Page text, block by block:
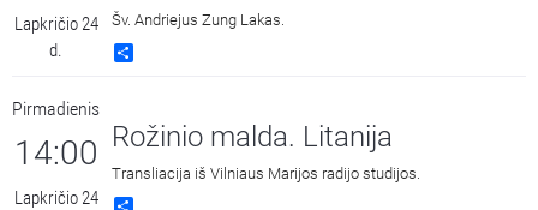
Lapkričio 24
d.
Šv. Andriejus Zung Lakas.
Pirmadienis
14:00
Lapkričio 24
Rožinio malda. Litanija
Transliacija iš Vilniaus Marijos radijo studijos.